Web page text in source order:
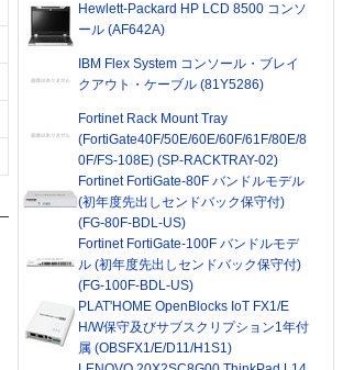
Hewlett-Packard HP LCD 8500 コンソ
ール (AF642A)
IBM Flex System コンソール・ブレイ
クアウト・ケーブル (81Y5286)
Fortinet Rack Mount Tray
(FortiGate40F/50E/60E/60F/61F/80E/8
0F/FS-108E) (SP-RACKTRAY-02)
Fortinet FortiGate-80F バンドルモデル
(初年度先出しセンドバック保守付)
(FG-80F-BDL-US)
Fortinet FortiGate-100F バンドルモデ
ル (初年度先出しセンドバック保守付)
(FG-100F-BDL-US)
PLAT'HOME OpenBlocks IoT FX1/E
H/W保守及びサブスクリプション1年付
属 (OBSFX1/E/D11/H1S1)